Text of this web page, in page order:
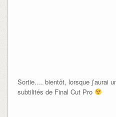
Sortie…. bientôt, lorsque j’aurai
subtilités de Final Cut Pro